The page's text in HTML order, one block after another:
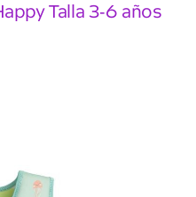
Talla 3-6 años